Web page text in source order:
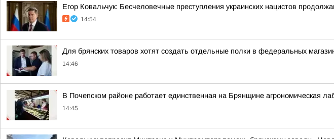
Егор Ковальчук: Бесчеловечные преступления украинских нацистов
14:54
Для брянских товаров хотят создать отдельные полки в федеральных
14:46
В Почепском районе работает единственная на Брянщине агрономическая
14:45